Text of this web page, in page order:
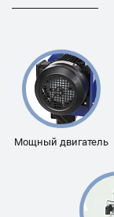
Мощный двигатель